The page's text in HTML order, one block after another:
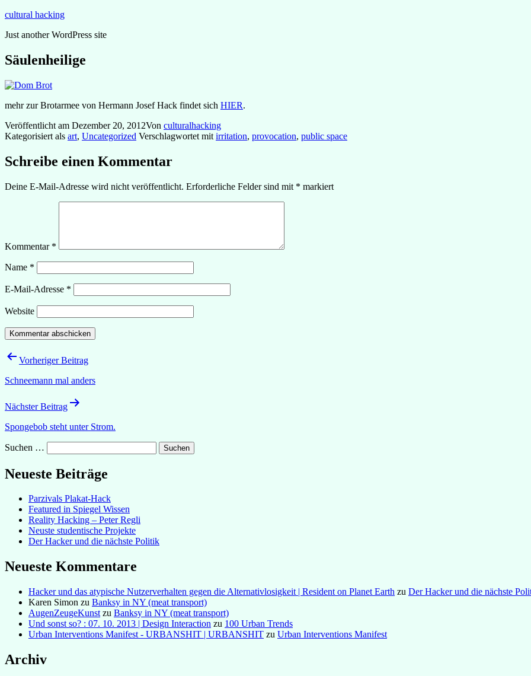
Zum
springen
cultural hacking
Just another WordPress site
Säulenheilige
mehr zur Brotarmee von Hermann Josef Hack findet sich HIER.
Veröffentlicht am Dezember 20, 2012Von culturalhacking
Kategorisiert als art, Uncategorized Verschlagwortet mit irritation, provocation, public space
Schreibe einen Kommentar
Deine E-Mail-Adresse wird nicht veröffentlicht. Erforderliche Felder sind mit * markiert
Kommentar *
Name *
E-Mail-Adresse *
Website
Beitragsnavigation
Vorheriger Beitrag
Schneemann mal anders
Nächster Beitrag
Spongebob steht unter Strom.
Suchen …
Neueste Beiträge
Parzivals Plakat-Hack
Featured in Spiegel Wissen
Reality Hacking – Peter Regli
Neuste studentische Projekte
Der Hacker und die nächste Politik
Neueste Kommentare
Hacker und das atypische Nutzerverhalten gegen die Alternativlosigkeit | Resident on Planet Earth zu Der Hacker und die nächste
Karen Simon zu Banksy in NY (meat transport)
AugenZeugeKunst zu Banksy in NY (meat transport)
Und sonst so? : 07. 10. 2013 | Design Interaction zu 100 Urban Trends
Urban Interventions Manifest - URBANSHIT | URBANSHIT zu Urban Interventions Manifest
Archiv